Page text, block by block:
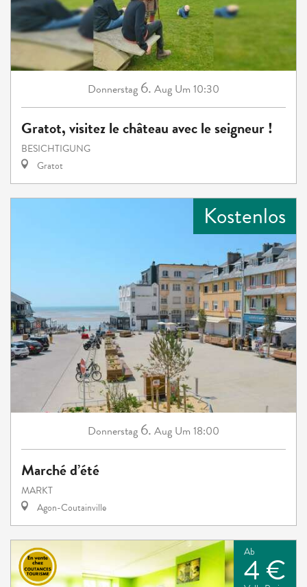
Donnerstag 6. Aug Um 10:30
Gratot, visitez le château avec le seigneur !
BESICHTIGUNG
Gratot
Kostenlos
Donnerstag 6. Aug Um 18:00
Marché d’été
MARKT
Agon-Coutainville
Ab
4 €